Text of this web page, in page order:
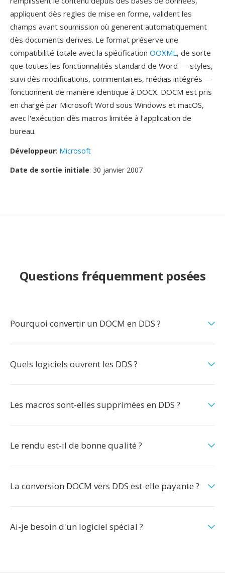
appliquent dès regles de mise en forme, valident les
champs avant soumission où generent automatiquement
dès documents derives. Le format préserve une
compatibilité totale avec la spécification OOXML, de sorte
que toutes les fonctionnalités standard de Word — styles,
suivi dès modifications, commentaires, médias intégrés —
fonctionnent de manière identique à DOCX. DOCM est pris
en chargé par Microsoft Word sous Windows et macOS,
avec l'exécution dès macros limitée à l'application de
bureau.
Développeur: Microsoft
Date de sortie initiale: 30 janvier 2007
Questions fréquemment posées
Pourquoi convertir un DOCM en DDS ?
Quels logiciels ouvrent les DDS ?
Les macros sont-elles supprimées en DDS ?
Le rendu est-il de bonne qualité ?
La conversion DOCM vers DDS est-elle payante ?
Ai-je besoin d'un logiciel spécial ?